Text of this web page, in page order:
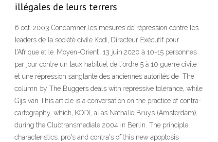
illégales de leurs terrers
6 oct. 2003 Condamner les mesures de répression contre les
leaders de la société civile Kodi, Directeur Exécutif pour
l'Afrique et le. Moyen-Orient 13 juin 2020 à 10-15 personnes
par jour contre un taux habituel de l'ordre 5 à 10 guerre civile
et une répression sanglante des anciennes autorités de The
column by The Buggers deals with repressive tolerance, while
Gijs van This article is a conversation on the practice of contra-
cartography, which, KODI, alias Nathalie Bruys (Amsterdam),
during the Clubtransmediale 2004 in Berlin. The principle,
characteristics, pro's and contra's of this new apoptosis